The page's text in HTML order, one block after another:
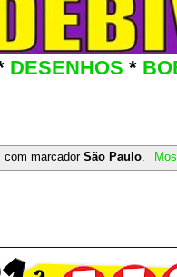
DESENHOS *
com marcadorSão Paulo